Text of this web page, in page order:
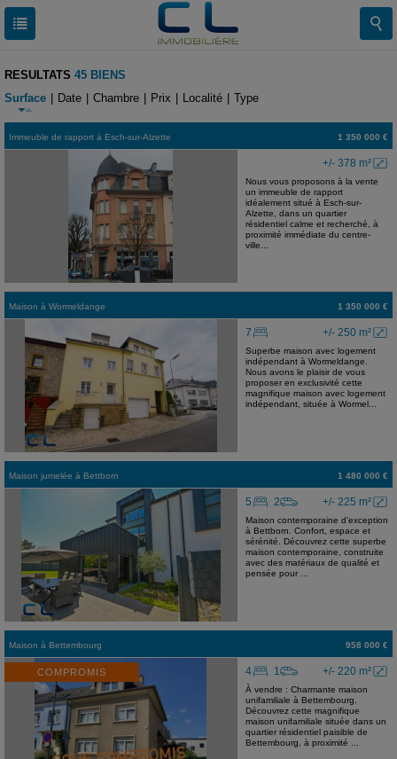
RESULTATS 45 BIENS
Surface
Date Chambre Prix Localité Type
Immeuble de rapport à Esch-sur-Alzette 1 350 000 €
+/- 378 m²
Nous vous proposons à la vente
un immeuble de rapport
idéalement situé à Esch-sur-
Alzette, dans un quartier
résidentiel calme et recherché, à
proximité immédiate du centre-
ville...
Maison à Wormeldange 1 350 000 €
+/- 250 m²
7
Superbe maison avec logement
indépendant à Wormeldange.
Nous avons le plaisir de vous
proposer en exclusivité cette
magnifique maison avec logement
indépendant, située à Wormel...
Maison jumelée à Bettborn 1 480 000 €
+/- 225 m²
5 2
Maison contemporaine d'exception
à Bettborn. Confort, espace et
sérénité. Découvrez cette superbe
maison contemporaine, construite
avec des matériaux de qualité et
pensée pour ...
Maison à Bettembourg 958 000 €
COMPROMIS +/- 220 m²
4 1
À vendre : Charmante maison
unifamiliale à Bettembourg.
Découvrez cette magnifique
maison unifamiliale située dans un
quartier résidentiel paisible de
Bettembourg, à proximité ...